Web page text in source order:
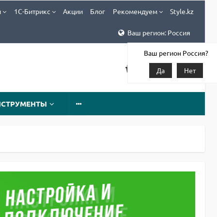
1С-Битрикс Акции Блог Рекомендуем Style.kz
Ваш регион: Россия
Ваш регион Россия?
Да
Нет